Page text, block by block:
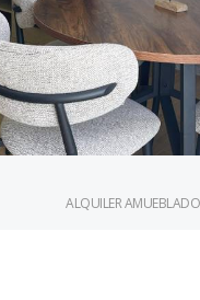
ALQUILER AMUEBLADO